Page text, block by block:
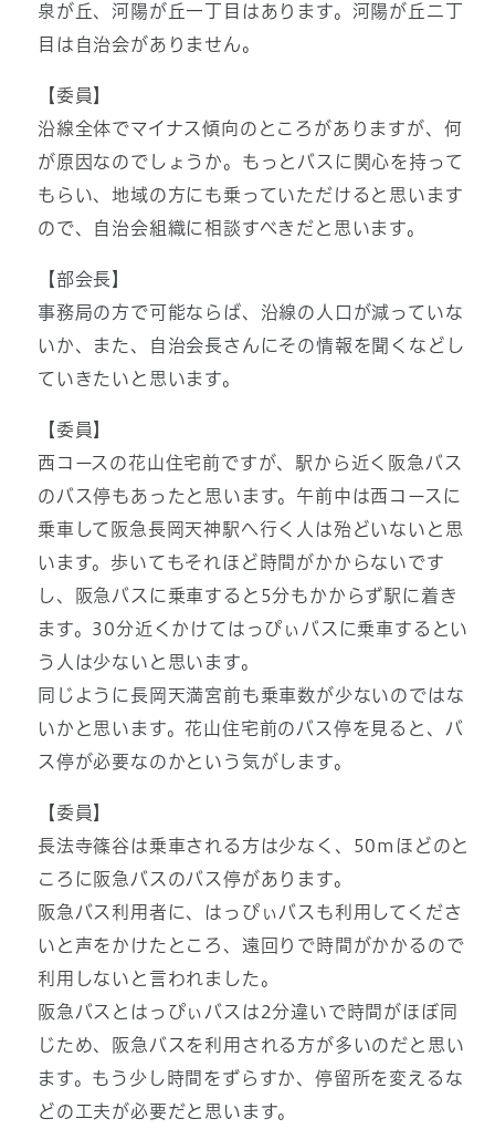
泉が丘、河陽が丘一丁目はあります。河陽が丘二丁
目は自治会がありません。
【委員】
沿線全体でマイナス傾向のところがありますが、何
が原因なのでしょうか。もっとバスに関心を持って
もらい、地域の方にも乗っていただけると思います
ので、自治会組織に相談すべきだと思います。
【部会長】
事務局の方で可能ならば、沿線の人口が減っていな
いか、また、自治会長さんにその情報を聞くなどし
ていきたいと思います。
【委員】
西コースの花山住宅前ですが、駅から近く阪急バス
のバス停もあったと思います。午前中は西コースに
乗車して阪急長岡天神駅へ行く人は殆どいないと思
います。歩いてもそれほど時間がかからないです
し、阪急バスに乗車すると5分もかからず駅に着き
ます。30分近くかけてはっぴぃバスに乗車するとい
う人は少ないと思います。
同じように長岡天満宮前も乗車数が少ないのではな
いかと思います。花山住宅前のバス停を見ると、バ
ス停が必要なのかという気がします。
【委員】
長法寺篠谷は乗車される方は少なく、50mほどのと
ころに阪急バスのバス停があります。
阪急バス利用者に、はっぴぃバスも利用してくださ
いと声をかけたところ、遠回りで時間がかかるので
利用しないと言われました。
阪急バスとはっぴぃバスは2分違いで時間がほぼ同
じため、阪急バスを利用される方が多いのだと思い
ます。もう少し時間をずらすか、停留所を変えるな
どの工夫が必要だと思います。